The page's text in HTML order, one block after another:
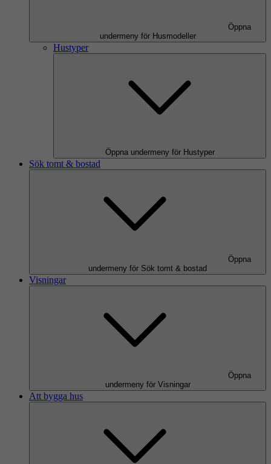
Öppna
undermeny för Husmodeller
Hustyper
Öppna undermeny för Hustyper
Sök tomt & bostad
Öppna
undermeny för Sök tomt & bostad
Visningar
Öppna
undermeny för Visningar
Att bygga hus